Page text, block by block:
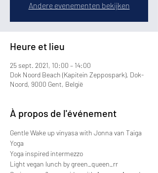
Andere evenementen bekijken
Heure et lieu
25 sept. 2021, 10:00 – 14:00
Dok Noord Beach (Kapitein Zeppospark), Dok-
Noord, 9000 Gent, België
À propos de l'événement
Gentle Wake up vinyasa with Jonna van Taiga
Yoga
Yoga inspired intermezzo
Light vegan lunch by green_queen_rr